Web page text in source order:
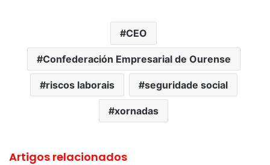
CEO
Confederación Empresarial de Ourense
riscos laborais seguridade social
xornadas
Artigos relacionados